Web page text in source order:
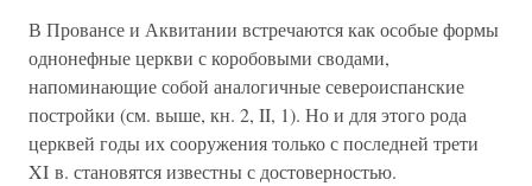
В Провансе и Аквитании встречаются как особые формы
однонефные церкви с коробовыми сводами,
напоминающие собой аналогичные североиспанские
постройки (см. выше, кн. 2, II, 1). Но и для этого рода
церквей годы их сооружения только с последней трети
XI в. становятся известны с достоверностью.